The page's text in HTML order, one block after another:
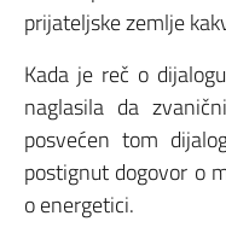
prijateljske zemlje
Kada je reč o
naglasila da
posvećen tom
postignut dogovor o
o energetici.